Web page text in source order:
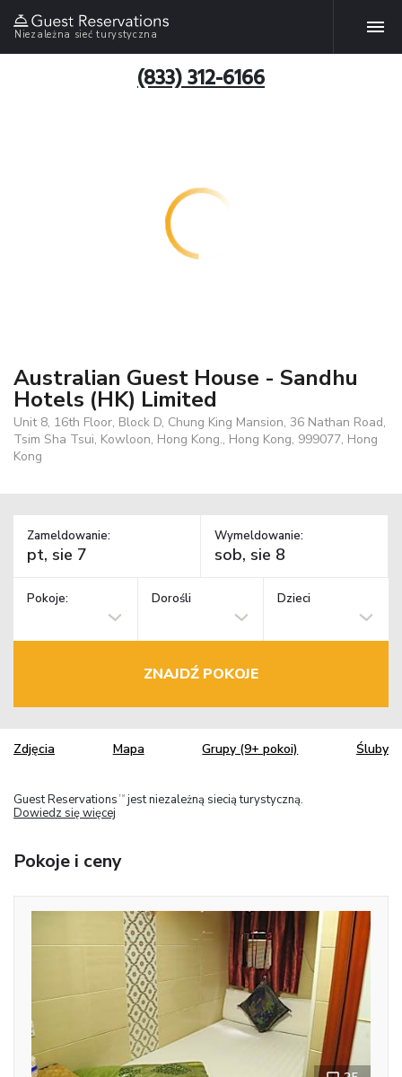
Niezależna sieć turystyczna
(833) 312-6166
Australian Guest House - Sandhu
Hotels (HK) Limited
Unit 8, 16th Floor, Block D, Chung King Mansion, 36 Nathan Road,
Tsim Sha Tsui, Kowloon, Hong Kong., Hong Kong, 999077, Hong
Kong
Zameldowanie: Wymeldowanie:
Pokoje: Dorośli Dzieci
ZNAJDŹ POKOJE
Zdjęcia Mapa Grupy (9+ pokoi) Śluby
Guest Reservations TM jest niezależną siecią turystyczną.
Dowiedz się więcej
Pokoje i ceny